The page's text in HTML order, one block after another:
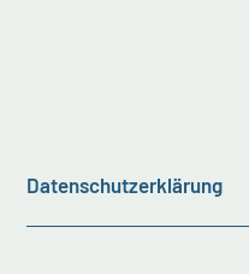
Datenschutzerklärung